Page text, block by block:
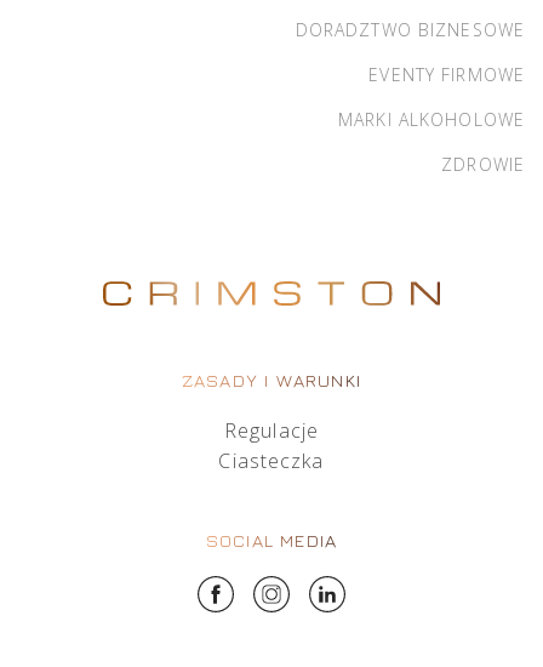
DORADZTWO BIZNESOWE
EVENTY FIRMOWE
MARKI ALKOHOLOWE
ZDROWIE
ZASADY I WARUNKI
Regulacje
Ciasteczka
SOCIAL MEDIA